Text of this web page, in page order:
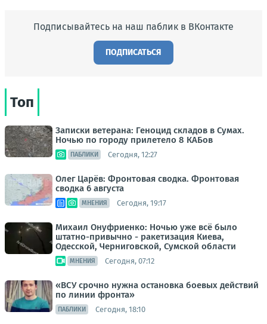
Подписывайтесь на наш паблик в ВКонтакте
ПОДПИСАТЬСЯ
Топ
Записки ветерана: Геноцид складов в Сумах.
Ночью по городу прилетело 8 КАБов
ПАБЛИКИ Сегодня, 12:27
Олег Царёв: Фронтовая сводка. Фронтовая
сводка 6 августа
МНЕНИЯ Сегодня, 19:17
Михаил Онуфриенко: Ночью уже всё было
штатно-привычно - ракетизация Киева,
Одесской, Черниговской, Сумской области
МНЕНИЯ Сегодня, 07:12
«ВСУ срочно нужна остановка боевых действий
по линии фронта»
ПАБЛИКИ Сегодня, 18:10